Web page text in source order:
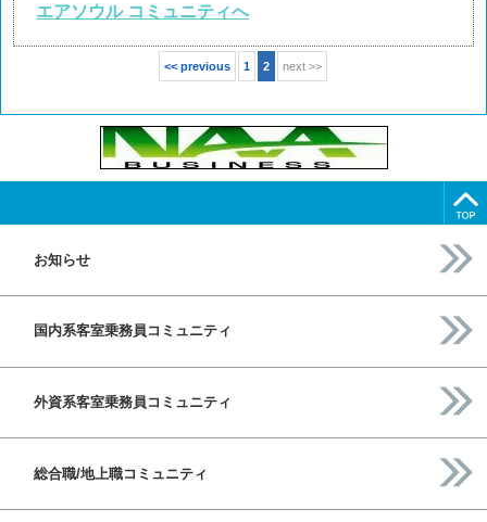
エアソウル コミュニティへ
<< previous 1 2 next >>
お知らせ
国内系客室乗務員コミュニティ
外資系客室乗務員コミュニティ
総合職/地上職コミュニティ